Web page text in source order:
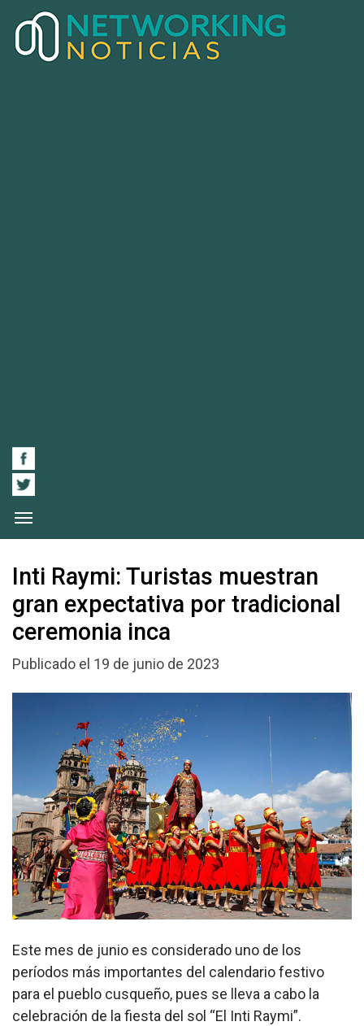
Inti Raymi: Turistas muestran
gran expectativa por tradicional
ceremonia inca
Publicado el 19 de junio de 2023
Este mes de junio es considerado uno de los
períodos más importantes del calendario festivo
para el pueblo cusqueño, pues se lleva a cabo la
celebración de la fiesta del sol “El Inti Raymi”.